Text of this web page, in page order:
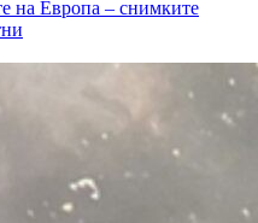
на Европа – снимките